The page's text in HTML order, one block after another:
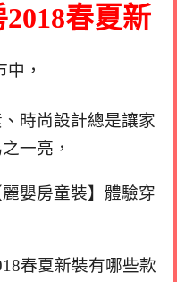
春夏新
，
時尚設計總是讓家
一亮，
嬰房童裝】體驗穿
春夏新裝有哪些款